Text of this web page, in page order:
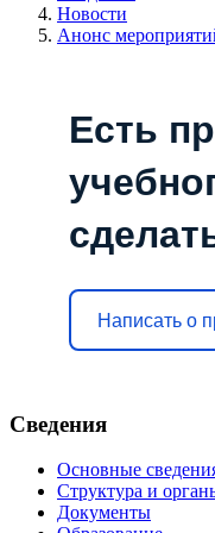
Новости
Анонс
Есть
Написать о
Сведения
Основные
Структура и
Документы